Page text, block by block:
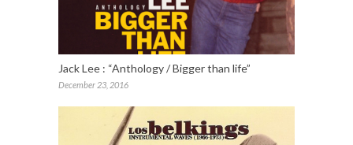
Jack Lee : “Anthology / Bigger than life”
December 23, 2016